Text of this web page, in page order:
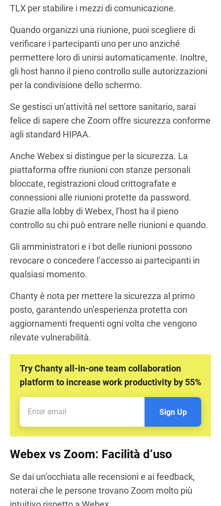
TLX per stabilire i mezzi di comunicazione.
Quando organizzi una riunione, puoi scegliere di
verificare i partecipanti uno per uno anziché
permettere loro di unirsi automaticamente. Inoltre,
gli host hanno il pieno controllo sulle autorizzazioni
per la condivisione dello schermo.
Se gestisci un’attività nel settore sanitario, sarai
felice di sapere che Zoom offre sicurezza conforme
agli standard HIPAA.
Anche Webex si distingue per la sicurezza. La
piattaforma offre riunioni con stanze personali
bloccate, registrazioni cloud crittografate e
connessioni alle riunioni protette da password.
Grazie alla lobby di Webex, l’host ha il pieno
controllo su chi può entrare nelle riunioni e quando.
Gli amministratori e i bot delle riunioni possono
revocare o concedere l’accesso ai partecipanti in
qualsiasi momento.
Chanty è nota per mettere la sicurezza al primo
posto, garantendo un’esperienza protetta con
aggiornamenti frequenti ogni volta che vengono
rilevate vulnerabilità.
Try Chanty all-in-one team collaboration
platform to increase work productivity by 55%
Sign Up
Webex vs Zoom: Facilità d’uso
Se dai un’occhiata alle recensioni e ai feedback,
noterai che le persone trovano Zoom molto più